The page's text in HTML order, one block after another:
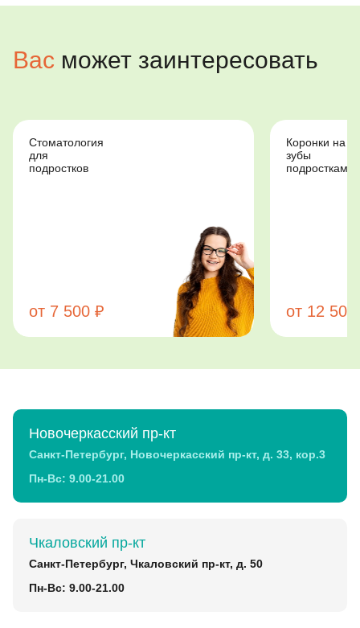
Вас может заинтересовать
Коронки на
зубы
подросткам
от 12 500 ₽
для
особенных
Новочеркасский пр-кт
Санкт-Петербург, Новочеркасский пр-кт, д. 33, кор.3
Пн-Вс: 9.00-21.00
Чкаловский пр-кт
Санкт-Петербург, Чкаловский пр-кт, д. 50
Пн-Вс: 9.00-21.00